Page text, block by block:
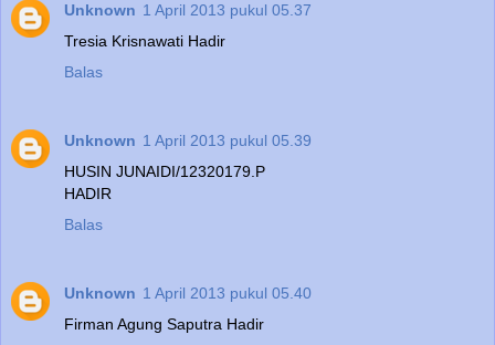
Unknown 1 April 2013 pukul 05.37
Tresia Krisnawati Hadir
Balas
Unknown 1 April 2013 pukul 05.39
HUSIN JUNAIDI/12320179.P
HADIR
Balas
Unknown 1 April 2013 pukul 05.40
Firman Agung Saputra Hadir